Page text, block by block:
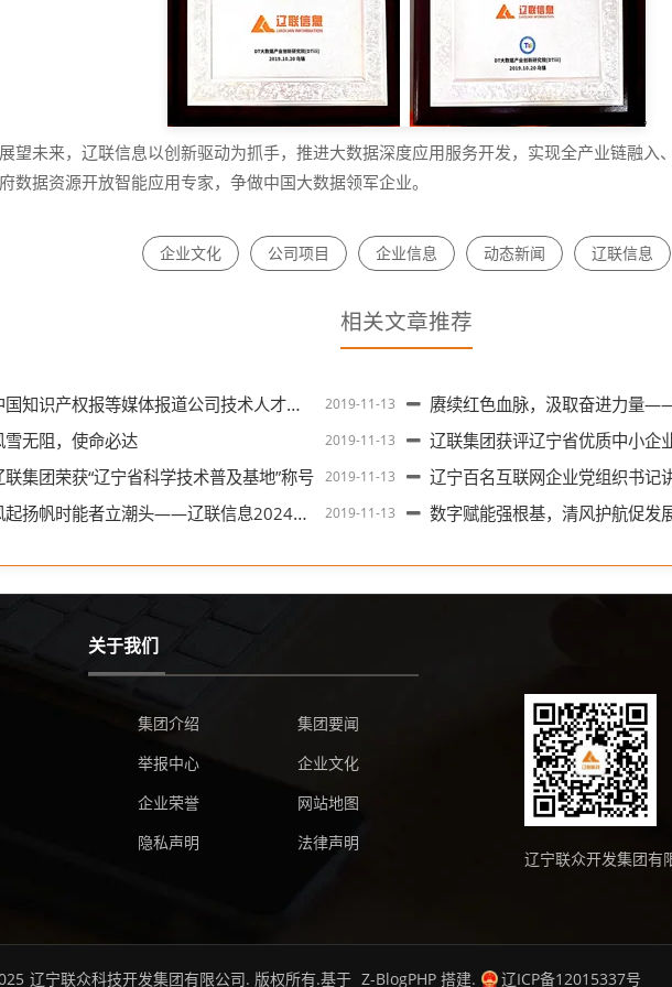
展望未来，辽联信息以创新驱动为抓手，推进大数据深度应用服务开发，实现全产业链融入
数据资源开放智能应用专家，争做中国大数据领军企业。
企业文化 公司项目 企业信息 动态新闻 辽联信息
相关文章推荐
2019-11-13
知识产权报等媒体报道公司技术人才入选省专家库 赓续红色血脉，汲取奋进力量——辽联集团党支部开展迎七一感
2019-11-13
雪无阻，使命必达 辽联集团获评辽宁省优质中小企
2019-11-13
联集团荣获“辽宁省科学技术普及基地”称号 辽宁百名互联网企业党组织书记讲东北抗联故事——辽
2019-11-13
扬帆时能者立潮头——辽联信息2024年年度股东会胜利召开 数字赋能强根基，清风护航促发
关于我们
集团介绍
集团要闻
举报中心
企业文化
企业荣誉
网站地图
隐私声明
法律声明
辽宁联众开发集团有
辽宁联众科技开发集团有限公司. 版权所有.基于 Z-BlogPHP搭建. 辽ICP备12015337号